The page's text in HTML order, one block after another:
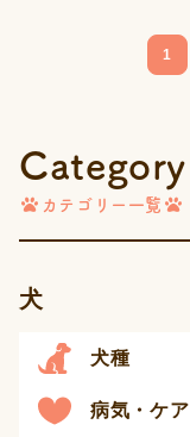
ペ
ー
ジ
り
1
Category
カテゴリー一覧
犬
犬種
病気・ケア